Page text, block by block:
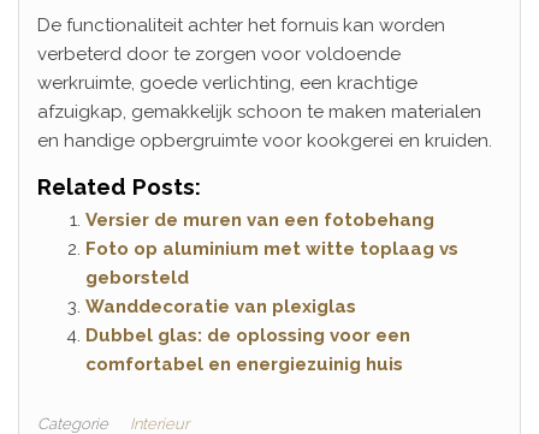
De functionaliteit achter het fornuis kan worden
verbeterd door te zorgen voor voldoende
werkruimte, goede verlichting, een krachtige
afzuigkap, gemakkelijk schoon te maken materialen
en handige opbergruimte voor kookgerei en kruiden.
Related Posts:
Versier de muren van een fotobehang
Foto op aluminium met witte toplaag vs
geborsteld
Wanddecoratie van plexiglas
Dubbel glas: de oplossing voor een
comfortabel en energiezuinig huis
Categorie Interieur